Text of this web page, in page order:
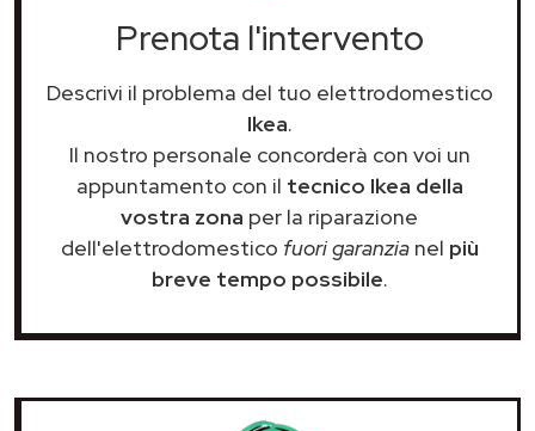
Prenota l'intervento
Descrivi il problema del tuo elettrodomestico
Ikea.
Il nostro personale concorderà con voi un
appuntamento con il tecnico Ikea della
vostra zona per la riparazione
dell'elettrodomestico fuori garanzianel più
breve tempo possibile.